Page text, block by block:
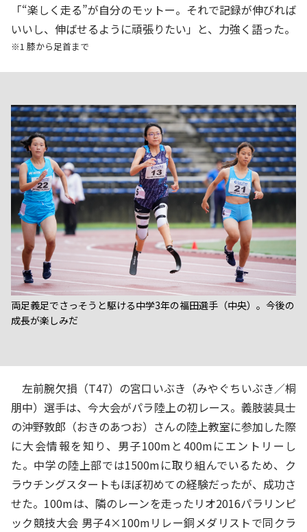
「“楽しく走る”が自分のモットー。それで記録が伸びれば
いいし、伸ばせるように頑張りたい」と、力強く語った。
※1 膝から足首まで
両足義足でさっそうと駆ける中学3年の福田選手（中央）。今後の
成長が楽しみだ
左前腕欠損（T47）の宮口いぶき（みやぐちいぶき／桐
朋中）選手は、今大会がパラ陸上の初レース。義肢装具士
の沖野敦郎（おきのあつお）さんの陸上教室に参加した際
に大会情報を知り、男子100mと400mにエントリーし
た。中学の陸上部では1500mに取り組んでいるため、ク
ラウチングスタートもほぼ初めての経験だったが、成功さ
せた。100mは、隣のレーンを走ったリオ2016パラリンピ
ック競技大会 男子4×100mリレー銅メダリストで同クラ